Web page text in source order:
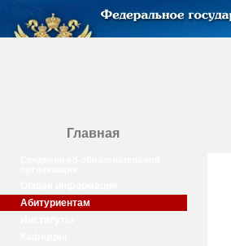
Главная
Абитуриентам